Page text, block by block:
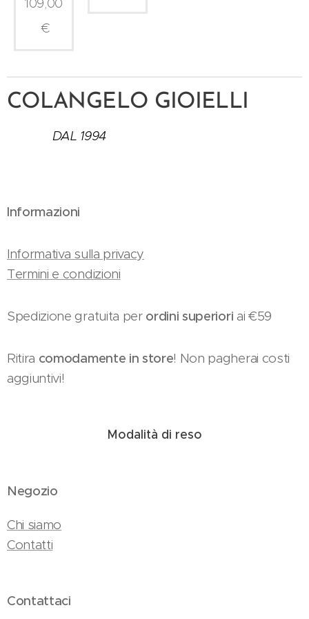
109,00
€
COLANGELO GIOIELLI
DAL 1994
Informazioni
Informativa sulla privacy
Termini e condizioni
Spedizione gratuita perordini superiori ai €59
Ritira comodamente in store! Non pagherai costi
aggiuntivi!
Modalità di reso
Negozio
Chi siamo
Contatti
Contattaci